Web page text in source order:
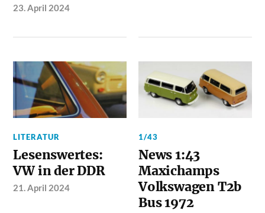
23. April 2024
LITERATUR
Lesenswertes:
VW in der DDR
21. April 2024
1/43
News 1:43
Maxichamps
Volkswagen T2b
Bus 1972